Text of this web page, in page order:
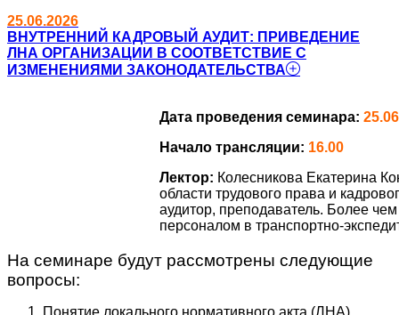
25.06.2026
ВНУТРЕННИЙ КАДРОВЫЙ АУДИТ: ПРИВЕДЕНИЕ
ЛНА ОРГАНИЗАЦИИ В СООТВЕТСТВИЕ С
ИЗМЕНЕНИЯМИ ЗАКОНОДАТЕЛЬСТВА
Дата проведения семинара:
Начало трансляции: 16.00
Лектор: Колесникова Екатерина
области трудового права и
аудитор, преподаватель. Более
персоналом в транспортно-
На семинаре будут рассмотрены следующие
вопросы: